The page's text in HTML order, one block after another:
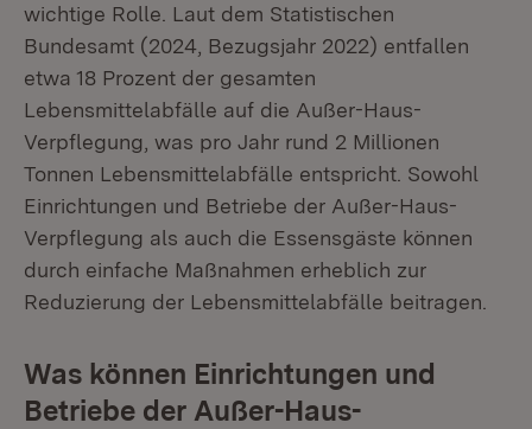
wichtige Rolle. Laut dem Statistischen
Bundesamt (2024, Bezugsjahr 2022) entfallen
etwa 18 Prozent der gesamten
Lebensmittelabfälle auf die Außer-Haus-
Verpflegung, was pro Jahr rund 2 Millionen
Tonnen Lebensmittelabfälle entspricht. Sowohl
Einrichtungen und Betriebe der Außer-Haus-
Verpflegung als auch die Essensgäste können
durch einfache Maßnahmen erheblich zur
Reduzierung der Lebensmittelabfälle beitragen.
Was können Einrichtungen und
Betriebe der Außer-Haus-